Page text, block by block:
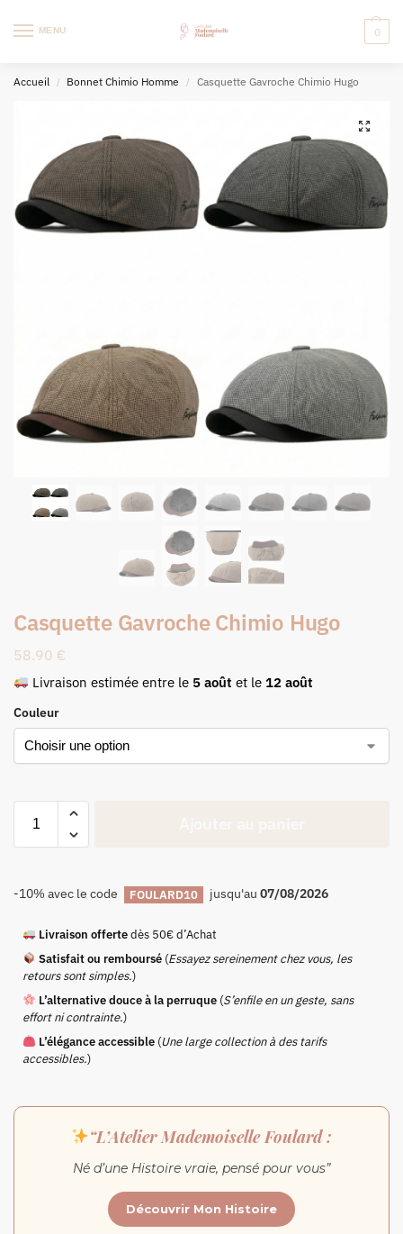
MENU 0
Accueil / Bonnet Chimio Homme / Casquette Gavroche Chimio Hugo
Casquette Gavroche Chimio Hugo
58.90 €
Livraison estimée entre le 5 août et le12 août
Couleur
-10% avec le code FOULARD10 jusqu'au 07/08/2026
Livraison offertedès 50€ d’Achat
Satisfait ou remboursé(Essayez sereinement chez vous, les
retours sont simples.)
L’alternative douce à la perruque(S’enfile en un geste, sans
effort ni contrainte.)
L’élégance accessible(Une large collection à des tarifs
accessibles.)
“L’Atelier Mademoiselle Foulard :
Né d’une Histoire vraie, pensé pour vous”
Découvrir Mon Histoire